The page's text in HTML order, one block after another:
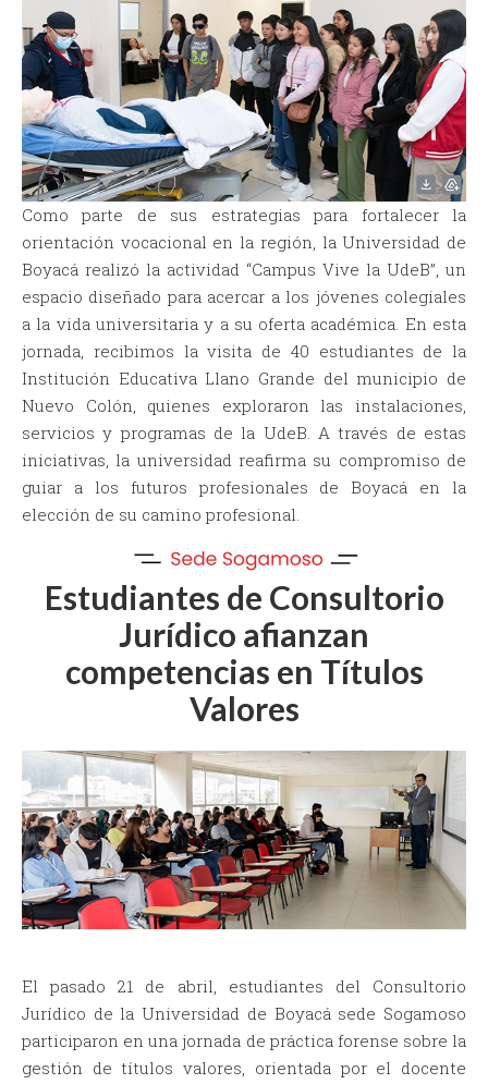
Como parte de sus estrategias para fortalecer la
orientación vocacional en la región, la Universidad de
Boyacá realizó la actividad “Campus Vive la UdeB”, un
espacio diseñado para acercar a los jóvenes colegiales
a la vida universitaria y a su oferta académica. En esta
jornada, recibimos la visita de 40 estudiantes de la
Institución Educativa Llano Grande del municipio de
Nuevo Colón, quienes exploraron las instalaciones,
servicios y programas de la UdeB. A través de estas
iniciativas, la universidad reafirma su compromiso de
guiar a los futuros profesionales de Boyacá en la
elección de su camino profesional.
Estudiantes de Consultorio
Jurídico afianzan
competencias en Títulos
Valores
El pasado 21 de abril, estudiantes del Consultorio
Jurídico de la Universidad de Boyacá sede Sogamoso
participaron en una jornada de práctica forense sobre la
gestión de títulos valores, orientada por el docente